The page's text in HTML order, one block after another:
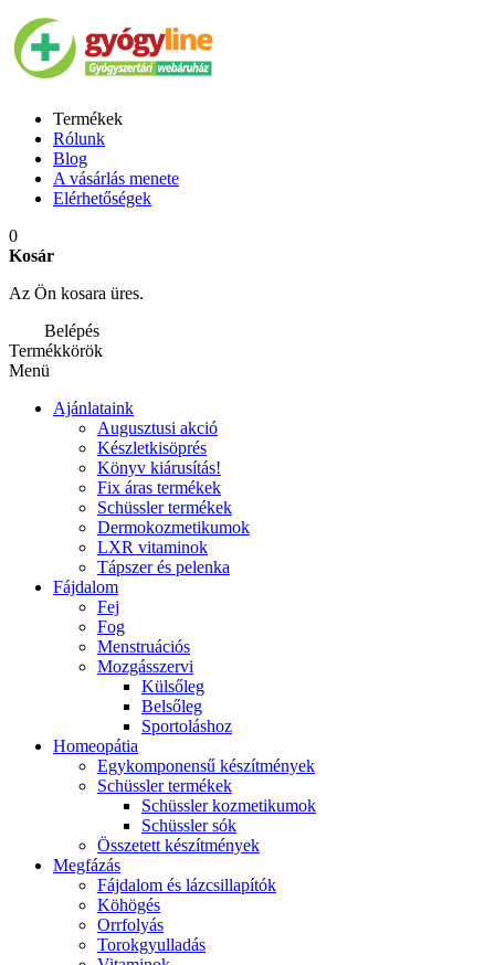
Termékek
Rólunk
Blog
A vásárlás menete
Elérhetőségek
0
Kosár
Az Ön kosara üres.
Belépés
Termékkörök
Menü
Ajánlataink
Augusztusi akció
Készletkisöprés
Könyv kiárusítás!
Fix áras termékek
Schüssler termékek
Dermokozmetikumok
LXR vitaminok
Tápszer és pelenka
Fájdalom
Fej
Fog
Menstruációs
Mozgásszervi
Külsőleg
Belsőleg
Sportoláshoz
Homeopátia
Egykomponensű készítmények
Schüssler termékek
Schüssler kozmetikumok
Schüssler sók
Összetett készítmények
Megfázás
Fájdalom és lázcsillapítók
Köhögés
Orrfolyás
Torokgyulladás